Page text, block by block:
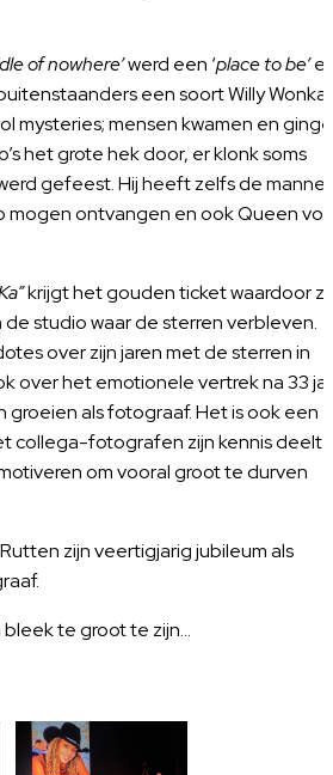
of nowhere’werd een ‘place to be’
een soort Willy
mysteries; mensen kwamen en
het grote hek door, er klonk soms
gefeest. Hij heeft zelfs de
mogen ontvangen en ook Queen
krijgt het gouden ticket waardoor zij
de studio waar de sterren verbleven.
over zijn jaren met de sterren in
over het emotionele vertrek na 33
groeien als fotograaf. Het is ook een
collega-fotografen zijn kennis deelt
om vooral groot te durven
zijn veertigjarig jubileum als
te groot te zijn...